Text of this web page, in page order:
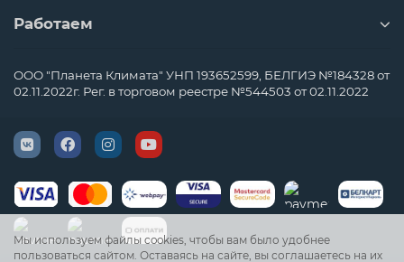
Мы используем файлы cookies, чтобы вам было удобнее
пользоваться сайтом. Оставаясь на сайте, вы соглашаетесь на их
Работаем
ООО "Планета Климата" УНП 193652599, БЕЛГИЭ №184328 от
02.11.2022г. Рег. в торговом реестре №544503 от 02.11.2022